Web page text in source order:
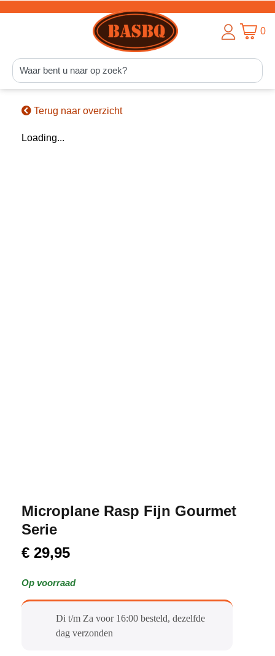
0
Terug naar overzicht
Loading...
Microplane Rasp Fijn Gourmet
Serie
€ 29,95
Op voorraad
Di t/m Za voor 16:00 besteld, dezelfde
dag verzonden​